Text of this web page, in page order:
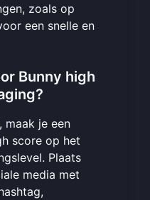
zoals op
een snelle en
Bunny high
maak je een
score op het
Plaats
media met